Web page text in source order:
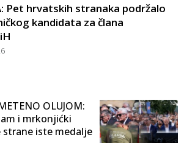
Pet hrvatskih stranaka podržalo
kandidata za člana
OLUJOM:
i mrkonjićki
strane iste medalje